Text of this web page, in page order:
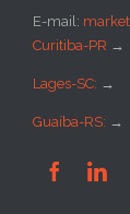
E-mail:
Curitiba-PR →
Lages-SC: →
Guaíba-RS: →
 